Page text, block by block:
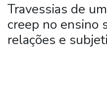
Travessias de
creep no ensino
relações e